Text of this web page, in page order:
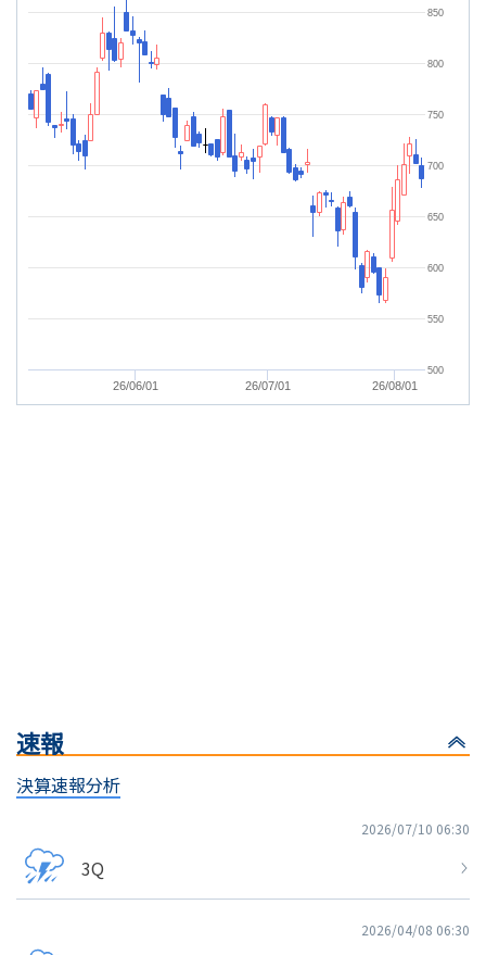
26/06/01 26/07/01 26/08/01
500
550
600
650
700
750
800
850
速報
決算速報分析
2026/07/10 06:30
3Q
2026/04/08 06:30